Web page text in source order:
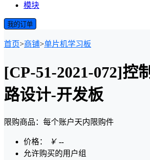
模块
我的订单
首页>商铺>单片机学习板
[CP-51-2021-072]控
路设计-开发板
限购商品：每个账户天内 限购件
价格： ￥ --
允许购买的用户组